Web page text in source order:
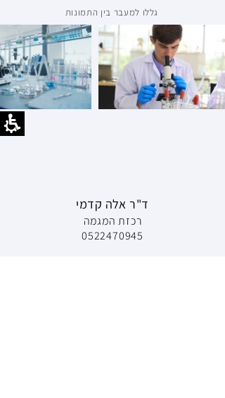
גללו למעבר בין התמונות
ד"ר אלה קדמי
רכזת המגמה
0522470945